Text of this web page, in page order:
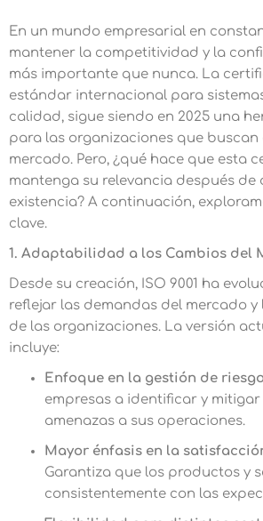
En un mundo empresarial en
mantener la competitividad y la
más importante que nunca. La
estándar internacional para
calidad, sigue siendo en 2025 una
para las organizaciones que buscan
mercado. Pero, ¿qué hace que esta
mantenga su relevancia después de
existencia? A continuación,
clave.
1. Adaptabilidad a los Cambios del
Desde su creación, ISO 9001 ha
reflejar las demandas del mercado y
de las organizaciones. La versión
incluye:
Enfoque en la gestión de
empresas a identificar y
amenazas a sus operaciones.
Mayor énfasis en la
Garantiza que los productos y
consistentemente con las